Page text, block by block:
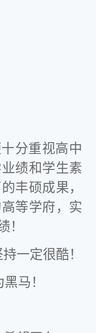
分重视高中
绩和学生素
丰硕成果，
等学府，实
！
一定很酷！
马！